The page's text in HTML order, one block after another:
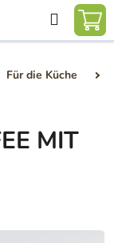
Suchen
Für die Küche
MIT